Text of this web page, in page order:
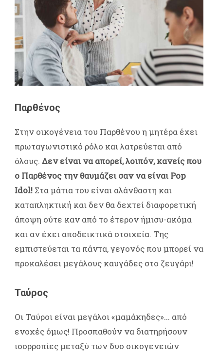
Παρθένος
Στην οικογένεια του Παρθένου η μητέρα έχει
πρωταγωνιστικό ρόλο και λατρεύεται από
όλους. Δεν είναι να απορεί, λοιπόν, κανείς που
ο Παρθένος την θαυμάζει σαν να είναι Pop
Idol! Στα μάτια του είναι αλάνθαστη και
καταπληκτική και δεν θα δεχτεί διαφορετική
άποψη ούτε καν από το έτερον ήμισυ-ακόμα
και αν έχει αποδεικτικά στοιχεία. Της
εμπιστεύεται τα πάντα, γεγονός που μπορεί να
προκαλέσει μεγάλους καυγάδες στο ζευγάρι!
Ταύρος
Οι Ταύροι είναι μεγάλοι «μαμάκηδες»... από
ενοχές όμως! Προσπαθούν να διατηρήσουν
ισορροπίες μεταξύ των δυο οικογενειών